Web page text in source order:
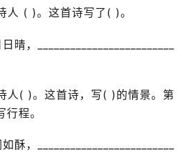
( )。这首诗写了( )。
_________________________
( )。这首诗，写( )的情景。第
程。
_________________________